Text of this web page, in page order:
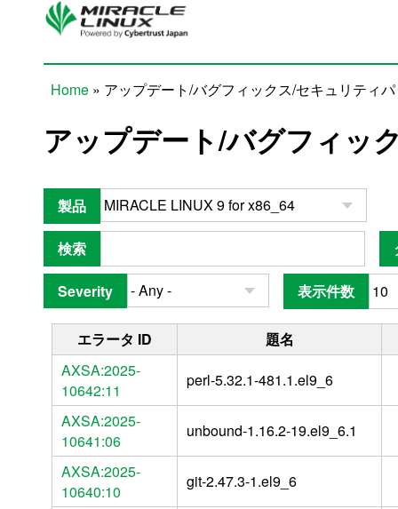
Skip to main content
Home » アップデート/バグフィックス/セキュリティ
アップデート/バグフィッ
製品
検索
Severity 表示件数
エラータ ID
題名
AXSA:2025-
10642:11
perl-5.32.1-481.1.el9_6
AXSA:2025-
10641:06
unbound-1.16.2-19.el9_6.1
AXSA:2025-
10640:10
git-2.47.3-1.el9_6